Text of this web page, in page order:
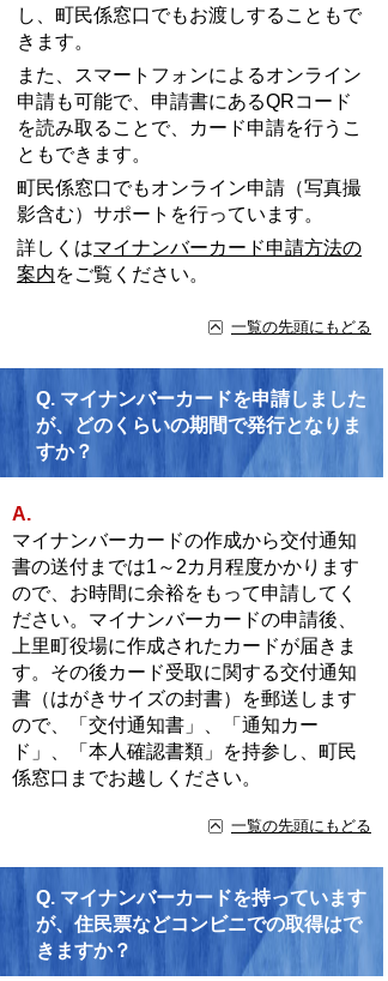
し、町民係窓口でもお渡しすることもで
きます。
また、スマートフォンによるオンライン
申請も可能で、申請書にあるQRコード
を読み取ることで、カード申請を行うこ
ともできます。
町民係窓口でもオンライン申請（写真撮
影含む）サポートを行っています。
詳しくはマイナンバーカード申請方法の
案内をご覧ください。
一覧の先頭にもどる
Q. マイナンバーカードを申請しました
が、どのくらいの期間で発行となりま
すか？
A.
マイナンバーカードの作成から交付通知
書の送付までは1～2カ月程度かかります
ので、お時間に余裕をもって申請してく
ださい。マイナンバーカードの申請後、
上里町役場に作成されたカードが届きま
す。その後カード受取に関する交付通知
書（はがきサイズの封書）を郵送します
ので、「交付通知書」、「通知カー
ド」、「本人確認書類」を持参し、町民
係窓口までお越しください。
一覧の先頭にもどる
Q. マイナンバーカードを持っています
が、住民票などコンビニでの取得はで
きますか？